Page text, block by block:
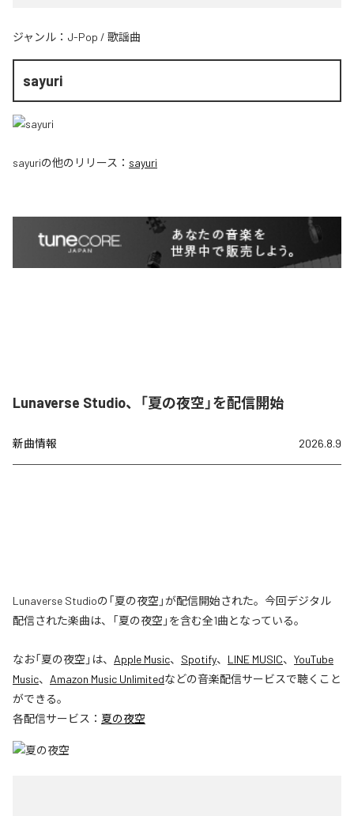
ジャンル： J-Pop / 歌謡曲
sayuri
sayuriの他のリリース： sayuri
Lunaverse Studio、「夏の夜空」を配信開始
新曲情報 2026.8.9
Lunaverse Studioの「夏の夜空」が配信開始された。今回デジタル
配信された楽曲は、「夏の夜空」を含む全1曲となっている。
なお「夏の夜空 」は、 Apple Music、 Spotify、 LINE MUSIC、 YouTube
Music、 Amazon Music Unlimitedなどの音楽配信サービスで聴くこと
ができる。
各配信サービス： 夏の夜空